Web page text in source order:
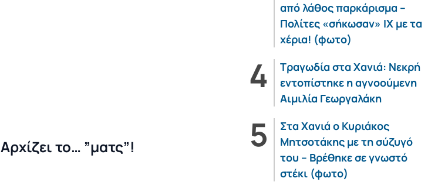
Αρχίζει το… ”ματς”!
από λάθος παρκάρισμα –
Πολίτες «σήκωσαν» ΙΧ με τα
χέρια! (φωτο)
Τραγωδία στα Χανιά: Νεκρή
εντοπίστηκε η αγνοούμενη
Αιμιλία Γεωργαλάκη
Στα Χανιά ο Κυριάκος
Μητσοτάκης με τη σύζυγό
του – Βρέθηκε σε γνωστό
στέκι (φωτο)